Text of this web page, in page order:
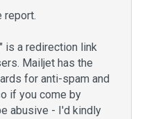
report.
is a redirection link
Mailjet has the
for anti-spam and
if you come by
abusive - I'd kindly